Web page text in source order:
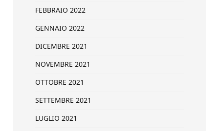
FEBBRAIO 2022
GENNAIO 2022
DICEMBRE 2021
NOVEMBRE 2021
OTTOBRE 2021
SETTEMBRE 2021
LUGLIO 2021